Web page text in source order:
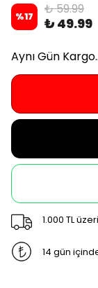
%17 ₺ 59.99
₺ 49.99
Aynı Gün
1.000 TL
14 gün